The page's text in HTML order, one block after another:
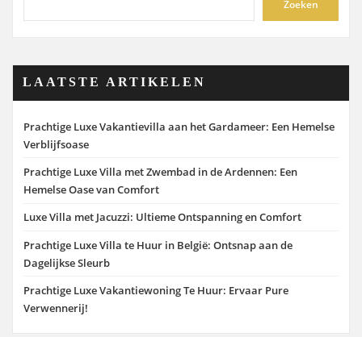
Zoeken
LAATSTE ARTIKELEN
Prachtige Luxe Vakantievilla aan het Gardameer: Een Hemelse
Verblijfsoase
Prachtige Luxe Villa met Zwembad in de Ardennen: Een
Hemelse Oase van Comfort
Luxe Villa met Jacuzzi: Ultieme Ontspanning en Comfort
Prachtige Luxe Villa te Huur in België: Ontsnap aan de
Dagelijkse Sleurb
Prachtige Luxe Vakantiewoning Te Huur: Ervaar Pure
Verwennerij!